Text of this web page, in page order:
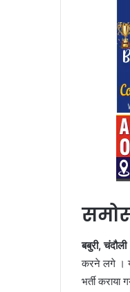
बबुरी,
करने लगे ।
भर्ती